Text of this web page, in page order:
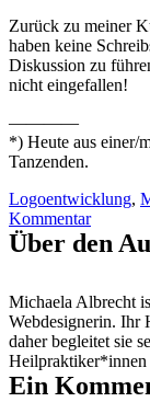
Zurück zu meiner
haben keine
Diskussion zu
nicht eingefallen!
————
*) Heute aus einer/
Tanzenden.
Logoentwicklung,
Kommentar
Über den
Michaela Albrecht
Webdesignerin. Ihr
daher begleitet sie
Heilpraktiker*innen
Ein